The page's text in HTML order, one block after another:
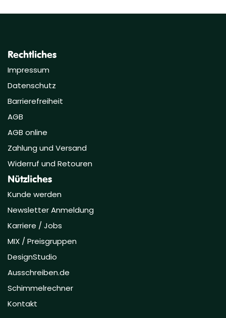
Rechtliches
Impressum
Datenschutz
Barrierefreiheit
AGB
AGB online
Zahlung und Versand
Widerruf und Retouren
Nützliches
Kunde werden
Newsletter Anmeldung
Karriere / Jobs
MIX / Preisgruppen
DesignStudio
Ausschreiben.de
Schimmelrechner
Kontakt